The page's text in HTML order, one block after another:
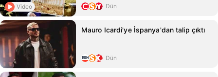
Video Dün
Mauro Icardi'ye İspanya'dan talip çıktı
Dün